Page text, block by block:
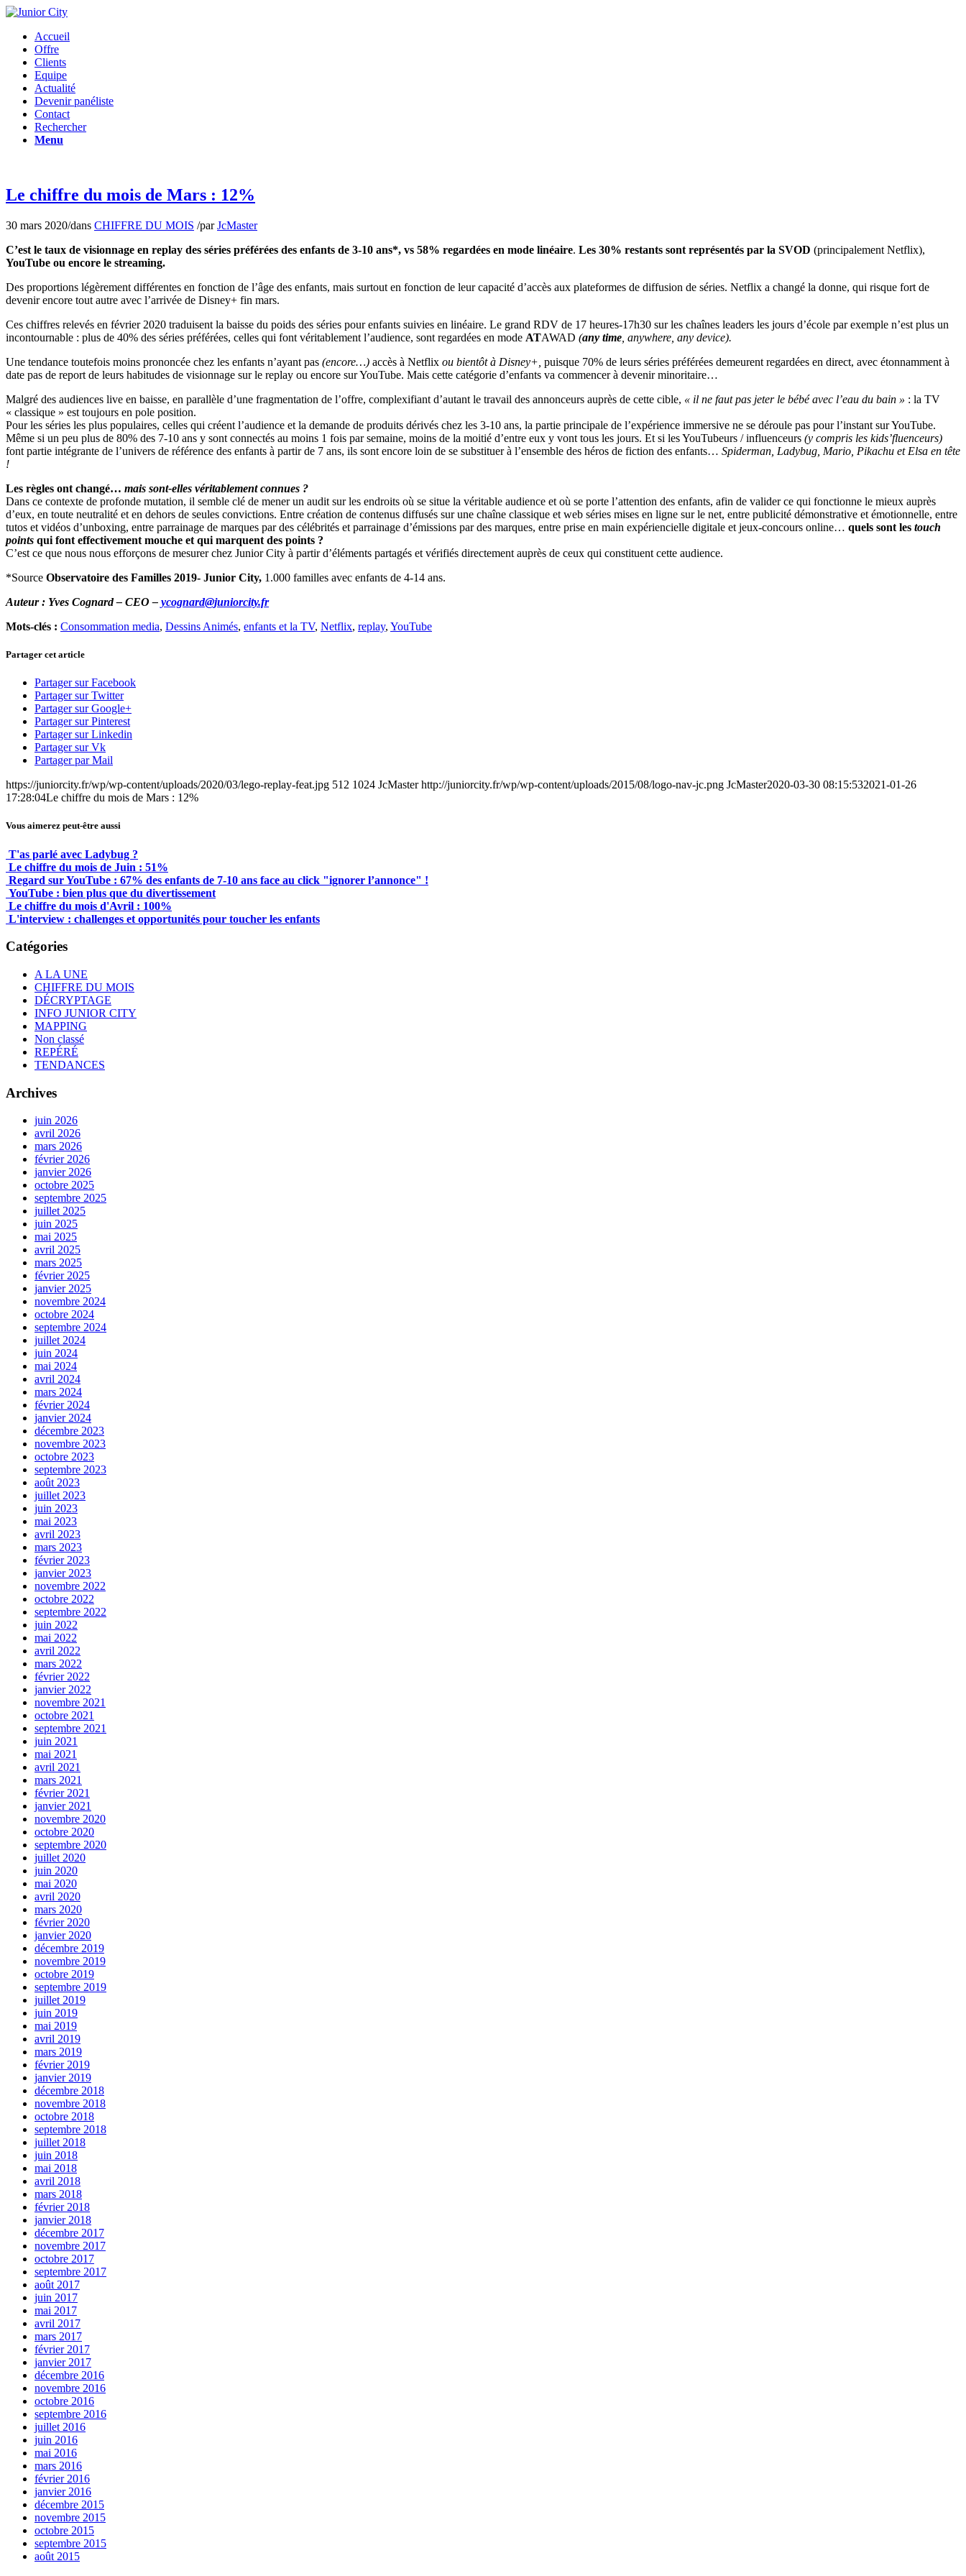
Accueil
Offre
Clients
Equipe
Actualité
Devenir panéliste
Contact
Rechercher
Menu
Le chiffre du mois de Mars : 12%
30 mars 2020/dans CHIFFRE DU MOIS /parJcMaster
C’est le taux de visionnage en replay des séries préférées des enfants de 3-10 ans*, vs 58% regardées en mode linéaire. Les 30% restants sont représentés par la SVOD (principalement Netflix),
YouTube ou encore le streaming.
Des proportions légèrement différentes en fonction de l’âge des enfants, mais surtout en fonction de leur capacité d’accès aux plateformes de diffusion de séries. Netflix a changé la donne, qui risque fort de
devenir encore tout autre avec l’arrivée de Disney+ fin mars.
Ces chiffres relevés en février 2020 traduisent la baisse du poids des séries pour enfants suivies en linéaire. Le grand RDV de 17 heures-17h30 sur les chaînes leaders les jours d’école par exemple n’est plus un
incontournable : plus de 40% des séries préférées, celles qui font véritablement l’audience, sont regardées en mode ATAWAD (any time , anywhere, any device).
Une tendance toutefois moins prononcée chez les enfants n’ayant pas (encore…) accès à Netflix ou bientôt à Disney+, puisque 70% de leurs séries préférées demeurent regardées en direct, avec étonnamment à
date pas de report de leurs habitudes de visionnage sur le replay ou encore sur YouTube. Mais cette catégorie d’enfants va commencer à devenir minoritaire…
Malgré des audiences live en baisse, en parallèle d’une fragmentation de l’offre, complexifiant d’autant le travail des annonceurs auprès de cette cible, « il ne faut pas jeter le bébé avec l’eau du bain » : la TV
« classique » est toujours en pole position.
Pour les séries les plus populaires, celles qui créent l’audience et la demande de produits dérivés chez les 3-10 ans, la partie principale de l’expérience immersive ne se déroule pas pour l’instant sur YouTube.
Même si un peu plus de 80% des 7-10 ans y sont connectés au moins 1 fois par semaine, moins de la moitié d’entre eux y vont tous les jours. Et si les YouTubeurs / influenceurs (y compris les kids’fluenceurs)
font partie intégrante de l’univers de référence des enfants à partir de 7 ans, ils sont encore loin de se substituer à l’ensemble des héros de fiction des enfants… Spiderman, Ladybug, Mario, Pikachu et Elsa en tête
!
Les règles ont changé… mais sont-elles véritablement connues ?
Dans ce contexte de profonde mutation, il semble clé de mener un audit sur les endroits où se situe la véritable audience et où se porte l’attention des enfants, afin de valider ce qui fonctionne le mieux auprès
d’eux, en toute neutralité et en dehors de seules convictions. Entre création de contenus diffusés sur une chaîne classique et web séries mises en ligne sur le net, entre publicité démonstrative et émotionnelle, entre
tutos et vidéos d’unboxing, entre parrainage de marques par des célébrités et parrainage d’émissions par des marques, entre prise en main expériencielle digitale et jeux-concours online… quels sont les touch
points qui font effectivement mouche et qui marquent des points ?
C’est ce que nous nous efforçons de mesurer chez Junior City à partir d’éléments partagés et vérifiés directement auprès de ceux qui constituent cette audience.
*Source Observatoire des Familles 2019- Junior City, 1.000 familles avec enfants de 4-14 ans.
Auteur : Yves Cognard – CEO – ycognard@juniorcity.fr
Mots-clés : Consommation media, Dessins Animés, enfants et la TV, Netflix, replay, YouTube
Partager cet article
Partager sur Facebook
Partager sur Twitter
Partager sur Google+
Partager sur Pinterest
Partager sur Linkedin
Partager sur Vk
Partager par Mail
https://juniorcity.fr/wp/wp-content/uploads/2020/03/lego-replay-feat.jpg 512 1024 JcMaster http://juniorcity.fr/wp/wp-content/uploads/2015/08/logo-nav-jc.png JcMaster2020-03-30 08:15:532021-01-26
17:28:04Le chiffre du mois de Mars : 12%
Vous aimerez peut-être aussi
T'as parlé avec Ladybug ?
Le chiffre du mois de Juin : 51%
Regard sur YouTube : 67% des enfants de 7-10 ans face au click "ignorer l’annonce" !
YouTube : bien plus que du divertissement
Le chiffre du mois d'Avril : 100%
L'interview : challenges et opportunités pour toucher les enfants
Catégories
A LA UNE
CHIFFRE DU MOIS
DÉCRYPTAGE
INFO JUNIOR CITY
MAPPING
Non classé
REPÉRÉ
TENDANCES
Archives
juin 2026
avril 2026
mars 2026
février 2026
janvier 2026
octobre 2025
septembre 2025
juillet 2025
juin 2025
mai 2025
avril 2025
mars 2025
février 2025
janvier 2025
novembre 2024
octobre 2024
septembre 2024
juillet 2024
juin 2024
mai 2024
avril 2024
mars 2024
février 2024
janvier 2024
décembre 2023
novembre 2023
octobre 2023
septembre 2023
août 2023
juillet 2023
juin 2023
mai 2023
avril 2023
mars 2023
février 2023
janvier 2023
novembre 2022
octobre 2022
septembre 2022
juin 2022
mai 2022
avril 2022
mars 2022
février 2022
janvier 2022
novembre 2021
octobre 2021
septembre 2021
juin 2021
mai 2021
avril 2021
mars 2021
février 2021
janvier 2021
novembre 2020
octobre 2020
septembre 2020
juillet 2020
juin 2020
mai 2020
avril 2020
mars 2020
février 2020
janvier 2020
décembre 2019
novembre 2019
octobre 2019
septembre 2019
juillet 2019
juin 2019
mai 2019
avril 2019
mars 2019
février 2019
janvier 2019
décembre 2018
novembre 2018
octobre 2018
septembre 2018
juillet 2018
juin 2018
mai 2018
avril 2018
mars 2018
février 2018
janvier 2018
décembre 2017
novembre 2017
octobre 2017
septembre 2017
août 2017
juin 2017
mai 2017
avril 2017
mars 2017
février 2017
janvier 2017
décembre 2016
novembre 2016
octobre 2016
septembre 2016
juillet 2016
juin 2016
mai 2016
mars 2016
février 2016
janvier 2016
décembre 2015
novembre 2015
octobre 2015
septembre 2015
août 2015